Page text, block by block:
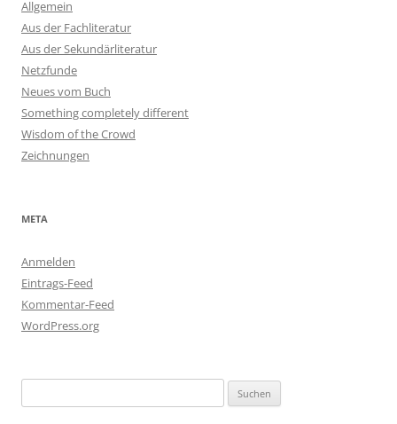
Allgemein
Aus der Fachliteratur
Aus der Sekundärliteratur
Netzfunde
Neues vom Buch
Something completely different
Wisdom of the Crowd
Zeichnungen
META
Anmelden
Eintrags-Feed
Kommentar-Feed
WordPress.org
nach: